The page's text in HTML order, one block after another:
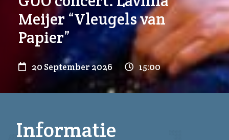
Meijer “Vleugels van
Papier”
20 September 2026 15:00
Informatie